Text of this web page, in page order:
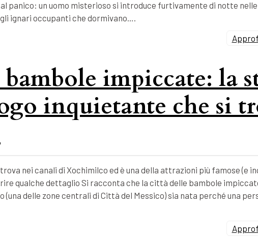
panico: un uomo misterioso si introduce furtivamente di notte
ignari occupanti che dormivano….
bambole impiccate: la
inquietante che si
nei canali di Xochimilco ed è una della attrazioni più famose (e
qualche dettaglio Si racconta che la città delle bambole
(una delle zone centrali di Città del Messico) sia nata perché una